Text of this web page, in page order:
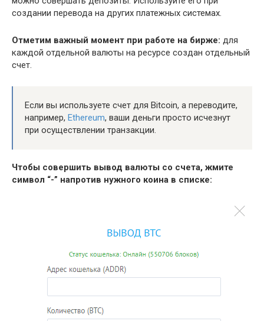
создании перевода на других платежных системах.
Отметим важный момент при работе на бирже: для
каждой отдельной валюты на ресурсе создан отдельный
счет.
Если вы используете счет для Bitcoin, а переводите,
например, Ethereum, ваши деньги просто исчезнут
при осуществлении транзакции.
Чтобы совершить вывод валюты со счета, жмите
символ “-” напротив нужного коина в списке: